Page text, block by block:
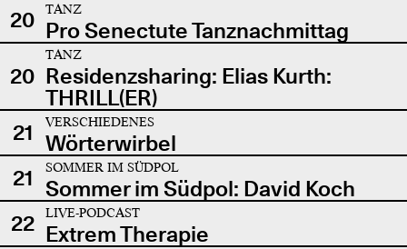
20
TANZ
Pro Senectute Tanznachmittag
20
TANZ
Residenzsharing: Elias Kurth:
THRILL(ER)
21
VERSCHIEDENES
Wörterwirbel
21
SOMMER IM SÜDPOL
Sommer im Südpol: David Koch
22
LIVE-PODCAST
Extrem Therapie